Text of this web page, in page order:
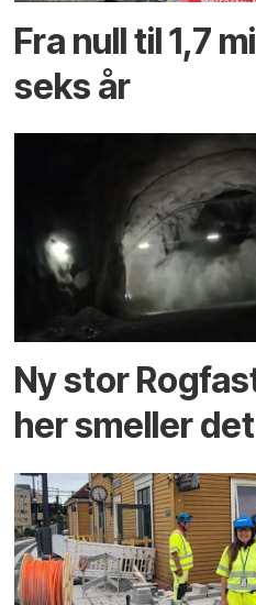
Fra null til 1,7
seks år
Ny stor
her smeller det